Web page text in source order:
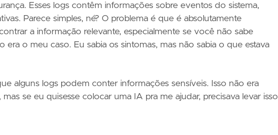
Esses logs contêm informações sobre eventos do sistema,
Parece simples, né? O problema é que é absolutamente
a informação relevante, especialmente se você não sabe
o meu caso. Eu sabia os sintomas, mas não sabia o que estava
alguns logs podem conter informações sensíveis. Isso não era
se eu quisesse colocar uma IA pra me ajudar, precisava levar isso